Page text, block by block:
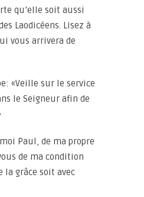
qu’elle soit aussi
Laodicéens. Lisez à
vous arrivera de
«Veille sur le service
le Seigneur afin de
Paul, de ma propre
de ma condition
la grâce soit avec